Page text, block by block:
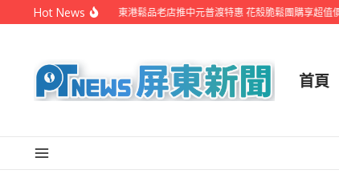
Skip to content
Hot News
EYE台灣生活週報 東港鬆品老店推中元普渡特惠 花殼脆鬆團購享超值價
首頁